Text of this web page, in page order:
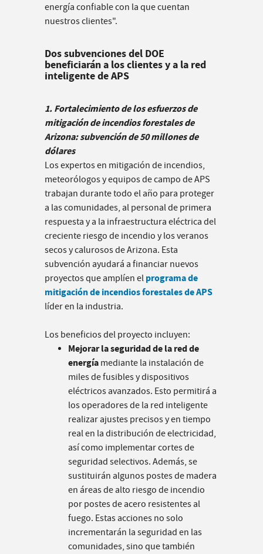
energía confiable con la que cuentan
nuestros clientes".
Dos subvenciones del DOE
beneficiarán a los clientes y a la red
inteligente de APS
1. Fortalecimiento de losesfuerzos de
mitigación de incendios forestales de
Arizona: subvención de 50 millones de
dólares
Los expertos en mitigación de incendios,
meteorólogos y equipos de campo de APS
trabajan durante todo el año para proteger
a las comunidades, al personal de primera
respuesta y a la infraestructura eléctrica del
creciente riesgo de incendio y los veranos
secos y calurosos de Arizona. Esta
subvención ayudará a financiar nuevos
proyectos que amplíen el programa de
mitigación de incendios forestales de APS
líder en la industria.
Los beneficios del proyecto incluyen:
Mejorar la seguridad de la red de
energía mediante la instalación de
miles de fusibles y dispositivos
eléctricos avanzados. Esto permitirá a
los operadores de la red inteligente
realizar ajustes precisos y en tiempo
real en la distribución de electricidad,
así como implementar cortes de
seguridad selectivos. Además, se
sustituirán algunos postes de madera
en áreas de alto riesgo de incendio
por postes de acero resistentes al
fuego. Estas acciones no solo
incrementarán la seguridad en las
comunidades, sino que también